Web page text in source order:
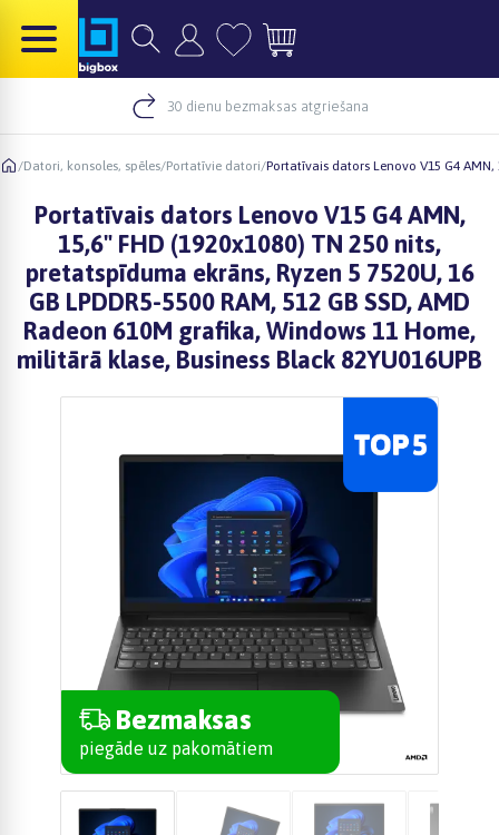
30 dienu bezmaksas atgriešana
/Datori, konsoles, spēles/Portatīvie datori/Portatīvais dators Lenovo V15 G4 AMN,
Portatīvais dators Lenovo V15 G4 AMN,
15,6" FHD (1920x1080) TN 250 nits,
pretatspīduma ekrāns, Ryzen 5 7520U, 16
GB LPDDR5-5500 RAM, 512 GB SSD, AMD
Radeon 610M grafika, Windows 11 Home,
militārā klase, Business Black 82YU016UPB
Bezmaksas
piegāde uz pakomātiem